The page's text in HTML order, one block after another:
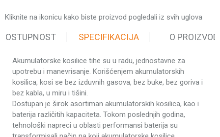
Kliknite na ikonicu kako biste proizvod pogledali iz svih uglova
SPECIFIKACIJA O
Karakteristika
Vrednost
Kategorija
ZEN kosačice
Težina
pakovanja
30.16 kg
Brend
Villager
Napon
40 V
Akumulatorske kosilice tihe su u radu, jednostavne za
upotrebu i manevrisanje. Korišćenjem akumulatorskih
kosilica, kosi se bez izduvnih gasova, bez buke, bez goriva i
bez kabla, u miru i tišini.
Dostupan je širok asortiman akumulatorskih kosilica, kao i
baterija različitih kapaciteta. Tokom poslednjih godina,
tehnološki napreci u oblasti performansi baterija su